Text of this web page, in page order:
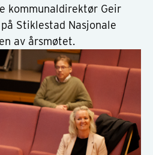
kommunaldirektør Geir
Stiklestad Nasjonale
av årsmøtet.